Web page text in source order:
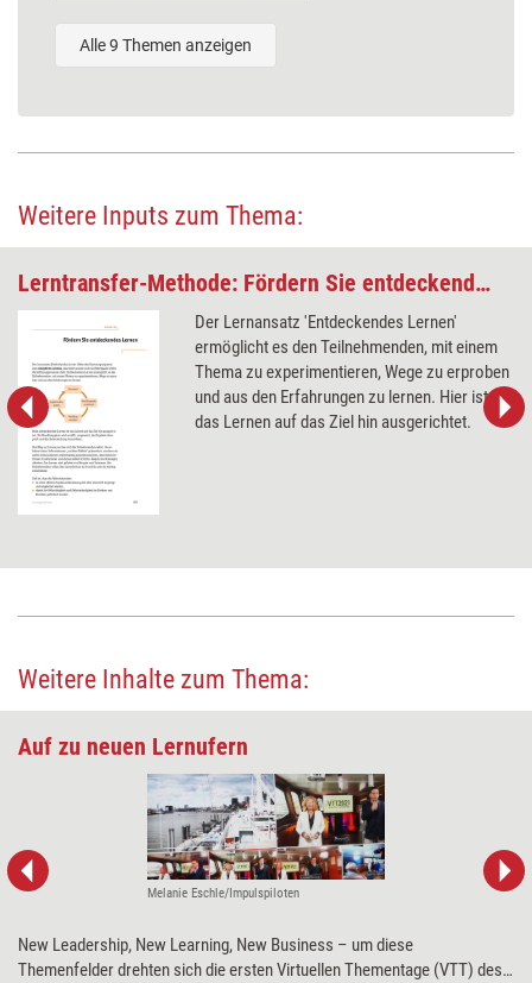
Alle 9 Themen anzeigen
Weitere Inputs zum Thema:
Lerntransfer-Methode: Fördern Sie entdeckendes Lernen
Der Lernansatz 'Entdeckendes Lernen'
ermöglicht es den Teilnehmenden, mit einem
Thema zu experimentieren, Wege zu erproben
und aus den Erfahrungen zu lernen. Hier ist
das Lernen auf das Ziel hin ausgerichtet.
Weitere Inhalte zum Thema:
Auf zu neuen Lernufern
Melanie Eschle/Impulspiloten
New Leadership, New Learning, New Business – um diese
Themenfelder drehten sich die ersten Virtuellen Thementage (VTT) des